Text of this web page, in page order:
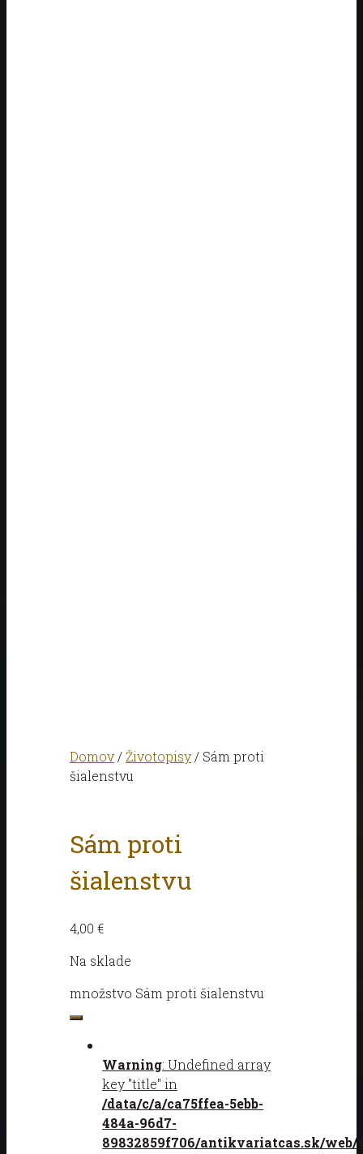
Domov / Životopisy / Sám proti
šialenstvu
Sám proti
šialenstvu
4,00 €
Na sklade
množstvo Sám proti šialenstvu
Warning: Undefined array
key "title" in
/data/c/a/ca75ffea-5ebb-
484a-96d7-
89832859f706/antikvariatcas.sk/web/